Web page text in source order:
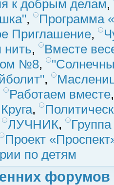
к добрым делам,
,
Программа
Приглашение,
,
Вместе
№8,
,
Работаем вместе
,
ЛУЧНИК,
Проект
по детям
форумов